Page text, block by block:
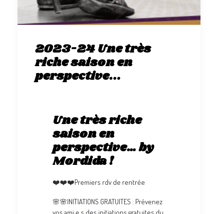
2023-24 Une très
riche saison en
perspective...
Une très riche
saison en
perspective… by
Mordida !
❤️❤️❤️Premiers rdv de rentrée
🌸🌸INITIATIONS GRATUITES : Prévenez